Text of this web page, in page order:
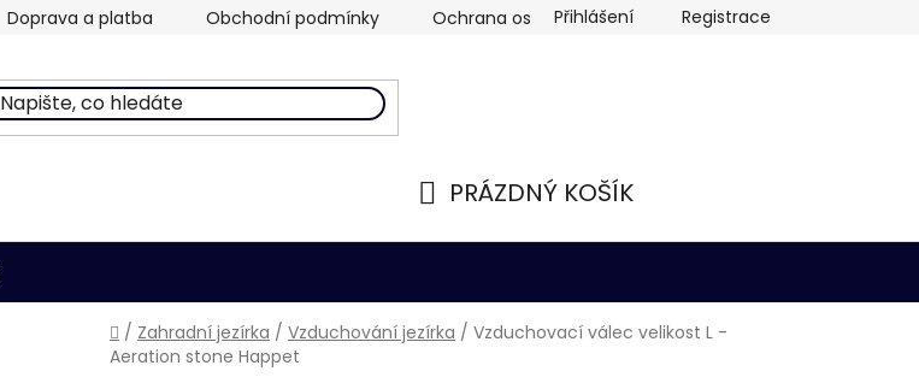
Doprava a platba Obchodní podmínky Ochrana osobních údajů
Přihlášení Registrace
PRÁZDNÝ KOŠÍK
Domů
/ Zahradní jezírka / Vzduchování jezírka / Vzduchovací válec velikost L -
Aeration stone Happet